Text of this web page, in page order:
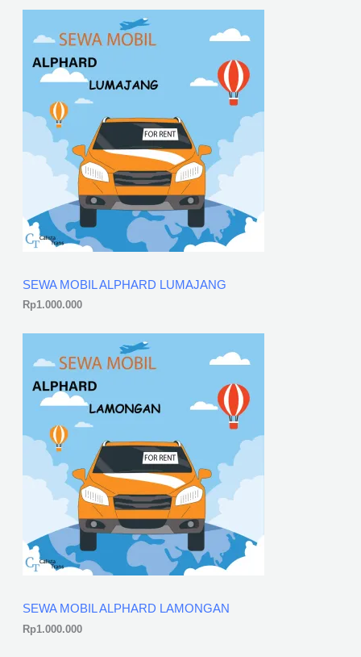
SEWA MOBIL ALPHARD LUMAJANG
Rp1.000.000
SEWA MOBIL ALPHARD LAMONGAN
Rp1.000.000